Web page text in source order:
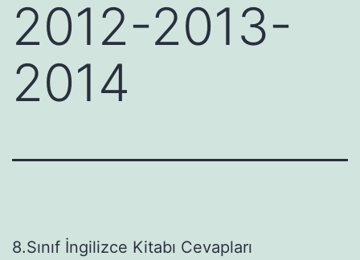
2012-2013-
2014
8.Sınıf İngilizce Kitabı Cevapları